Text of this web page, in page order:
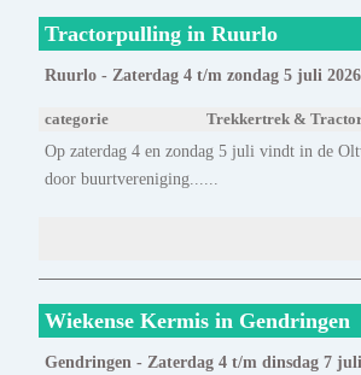
Tractorpulling in Ruurlo
Ruurlo - Zaterdag 4 t/m zondag 5 juli 2026
categorie Trekkertrek &
Op zaterdag 4 en zondag 5 juli vindt in de
door buurtvereniging......
Wiekense Kermis in Gendringen
Gendringen - Zaterdag 4 t/m dinsdag 7